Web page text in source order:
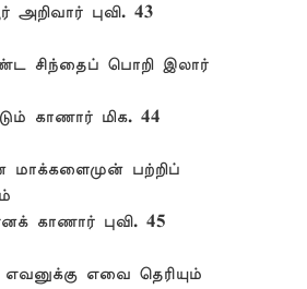
புவி. 43
சிந்தைப் பொறி இலார்
காணார் மிக. 44
மாக்களைமுன் பற்றிப்
காணார் புவி. 45
எவை தெரியும்